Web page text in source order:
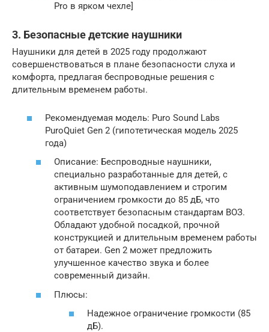
Pro в ярком чехле]
3. Безопасные детские наушники
Наушники для детей в 2025 году продолжают
совершенствоваться в плане безопасности слуха и
комфорта, предлагая беспроводные решения с
длительным временем работы.
Рекомендуемая модель: Puro Sound Labs
PuroQuiet Gen 2 (гипотетическая модель 2025
года)
Описание: Беспроводные наушники,
специально разработанные для детей, с
активным шумоподавлением и строгим
ограничением громкости до 85 дБ, что
соответствует безопасным стандартам ВОЗ.
Обладают удобной посадкой, прочной
конструкцией и длительным временем работы
от батареи. Gen 2 может предложить
улучшенное качество звука и более
современный дизайн.
Плюсы:
Надежное ограничение громкости (85
дБ).